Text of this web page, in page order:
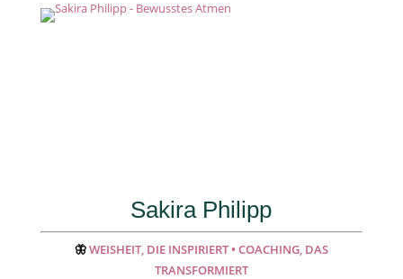
Sakira Philipp
🦋WEISHEIT, DIE INSPIRIERT • COACHING, DAS
TRANSFORMIERT